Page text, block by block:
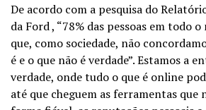
De acordo com a pesquisa do
da Ford , “78% das pessoas em todo
que, como sociedade, não
é e o que não é verdade”. Estamos a
verdade, onde tudo o que é online
até que cheguem as ferramentas que